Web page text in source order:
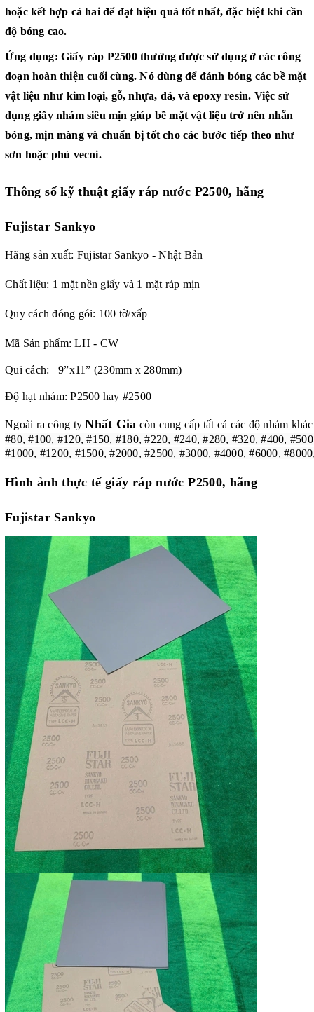
hoặc kết hợp cả hai để đạt hiệu quả tốt nhất, đặc biệt khi cần
độ bóng cao.
Ứng dụng: Giấy ráp P2500 thường được sử dụng ở các công
đoạn hoàn thiện cuối cùng. Nó dùng để đánh bóng các bề mặt
vật liệu như kim loại, gỗ, nhựa, đá, và epoxy resin. Việc sử
dụng giấy nhám siêu mịn giúp bề mặt vật liệu trở nên nhẵn
bóng, mịn màng và chuẩn bị tốt cho các bước tiếp theo như
sơn hoặc phủ vecni.
Thông số kỹ thuậtgiấy ráp nước P2500, hãng
Fujistar Sankyo
Hãng sản xuất: Fujistar Sankyo - Nhật Bản
Chất liệu: 1 mặt nền giấy và 1 mặt ráp mịn
Quy cách đóng gói: 100 tờ/xấp
Mã Sản phẩm: LH - CW
Qui cách: 9”x11” (230mm x 280mm)
Độ hạt nhám: P2500 hay #2500
Ngoài ra công tyNhất Gia còn cung cấp tất cả các độ nhám
#80, #100, #120, #150, #180, #220, #240, #280, #320, #400,
#1000, #1200, #1500, #2000, #2500, #3000, #4000, #6000,
Hình ảnh thực tế giấy ráp nước P2500, hãng
Fujistar Sankyo